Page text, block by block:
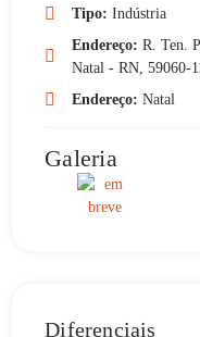
Tipo:Indústria
Endereço:R. Ten.
Natal - RN, 59060-
Endereço:Natal
Galeria
Diferenciais